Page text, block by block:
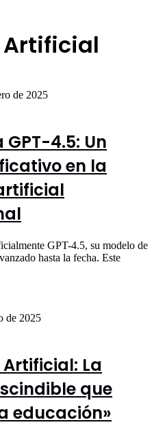
de 2025
4.5: Un
en la
GPT-4.5, su modelo de
hasta la fecha. Este
de 2025
La
que
educación»